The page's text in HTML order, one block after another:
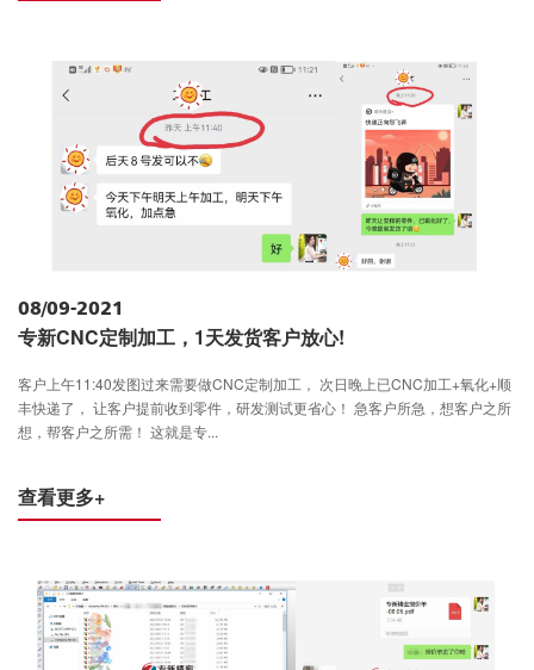
08/09-2021
专新CNC定制加工，1天发货客户放心!
客户上午11:40发图过来需要做CNC定制加工， 次日晚上已CNC加工+氧化+顺
丰快递了， 让客户提前收到零件，研发测试更省心！ 急客户所急，想客户之所
想，帮客户之所需！ 这就是专...
查看更多+